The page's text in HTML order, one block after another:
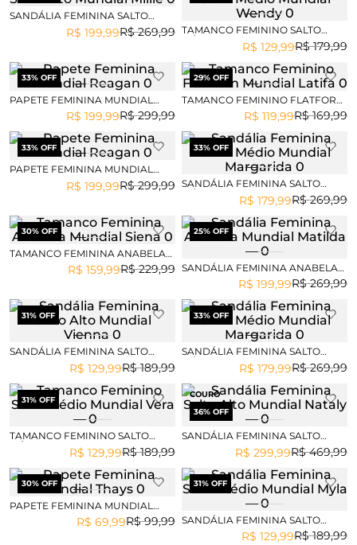
SANDÁLIA FEMININA SALTO
ALTO MUNDIAL MILLIER$ 269,99
R$ 199,99
TAMANCO FEMININO SALTO
MÉDIO MUNDIAL WENDY
R$ 179,99
R$ 129,99
33% OFF
PAPETE FEMININA MUNDIAL
R$ 299,99
R$ 199,99
29% OFF
TAMANCO FEMININO FLATFORM
MUNDIAL LATIFA
R$ 169,99
R$ 119,99
33% OFF
PAPETE FEMININA MUNDIAL
R$ 299,99
R$ 199,99
33% OFF
SANDÁLIA FEMININA SALTO
MÉDIO MUNDIAL MARGARIDA
R$ 269,99
R$ 179,99
30% OFF
TAMANCO FEMININA ANABELA
MUNDIAL SIENA
R$ 229,99
R$ 159,99
25% OFF
SANDÁLIA FEMININA ANABELA
MUNDIAL MATILDA
R$ 269,99
R$ 199,99
31% OFF
SANDÁLIA FEMININA SALTO
ALTO MUNDIAL VIENNAR$ 189,99
R$ 129,99
33% OFF
SANDÁLIA FEMININA SALTO
MÉDIO MUNDIAL MARGARIDA
R$ 269,99
R$ 179,99
31% OFF
TAMANCO FEMININO SALTO
MÉDIO MUNDIAL VERAR$ 189,99
R$ 129,99
COURO
36% OFF
SANDÁLIA FEMININA SALTO
ALTO MUNDIAL NATALYR$ 469,99
R$ 299,99
30% OFF
PAPETE FEMININA MUNDIAL
R$ 99,99
R$ 69,99
31% OFF
SANDÁLIA FEMININA SALTO
MÉDIO MUNDIAL MYLAR$ 189,99
R$ 129,99